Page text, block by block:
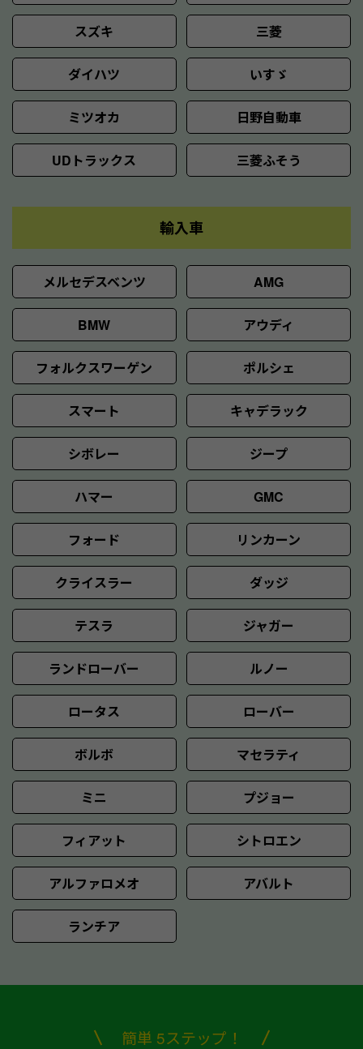
スズキ 三菱
ダイハツ いすゞ
ミツオカ 日野自動車
UDトラックス 三菱ふそう
輸入車
メルセデスベンツ AMG
BMW アウディ
フォルクスワーゲン ポルシェ
スマート キャデラック
シボレー ジープ
ハマー GMC
フォード リンカーン
クライスラー ダッジ
テスラ ジャガー
ランドローバー ルノー
ロータス ローバー
ボルボ マセラティ
ミニ プジョー
フィアット シトロエン
アルファロメオ アバルト
ランチア
簡単 5ステップ！